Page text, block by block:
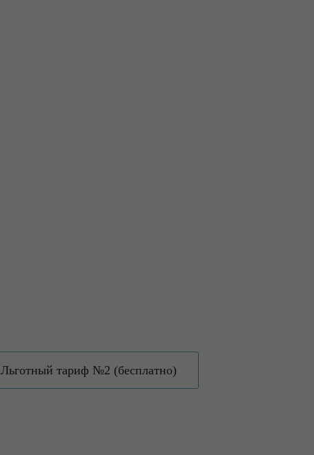
Льготный тариф №2 (бесплатно)